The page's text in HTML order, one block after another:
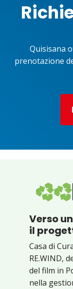
Quisisana
prenotazione
Verso
il
Casa di
RE.WIND,
del film in
nella